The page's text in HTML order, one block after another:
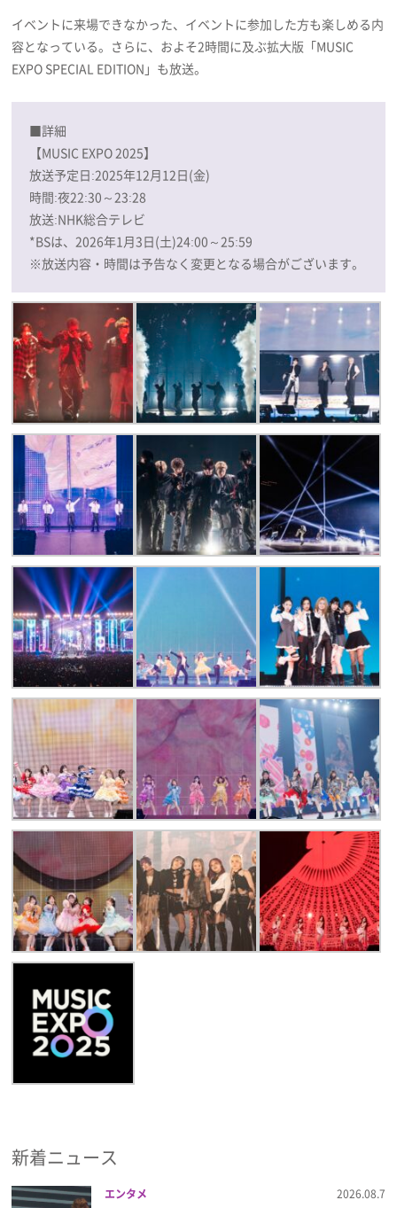
イベントに来場できなかった、イベントに参加した方も楽しめる内
容となっている。さらに、およそ2時間に及ぶ拡大版「MUSIC
EXPO SPECIAL EDITION」も放送。
■詳細
【MUSIC EXPO 2025】
放送予定日:2025年12月12日(金)
時間:夜22:30～23:28
放送:NHK総合テレビ
*BSは、2026年1月3日(土)24:00～25:59
※放送内容・時間は予告なく変更となる場合がございます。
新着ニュース
エンタメ 2026.08.7